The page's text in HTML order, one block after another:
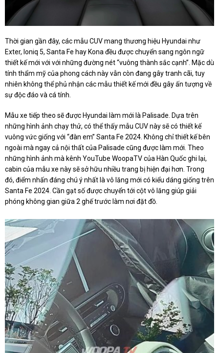
Thời gian gần đây, các mẫu CUV mang thương hiệu Hyundai như
Exter, Ioniq 5, Santa Fe hay Kona đều được chuyển sang ngôn ngữ
thiết kế mới với với những đường nét “vuông thành sắc cạnh”. Mặc dù
tính thẩm mỹ của phong cách này vẫn còn đang gây tranh cãi, tuy
nhiên không thể phủ nhận các mẫu thiết kế mới đều gây ấn tượng về
sự độc đáo và cá tính.
Mẫu xe tiếp theo sẽ được Hyundai làm mới là Palisade. Dựa trên
những hình ảnh chạy thử, có thể thấy mẫu CUV này sẽ có thiết kế
vuông vức giống với “đàn em” Santa Fe 2024. Không chỉ thiết kế bên
ngoài mà ngay cả nội thất của Palisade cũng được làm mới. Theo
những hình ảnh mà kênh YouTube WoopaTV của Hàn Quốc ghi lại,
cabin của mẫu xe này sẽ sở hữu nhiều trang bị hiện đại hơn. Trong
đó, điểm nhấn đáng chú ý nhất là vô lăng mới có kiểu dáng giống trên
Santa Fe 2024. Cần gạt số được chuyển tới cột vô lăng giúp giải
phóng không gian giữa 2 ghế trước làm nơi đặt đồ.